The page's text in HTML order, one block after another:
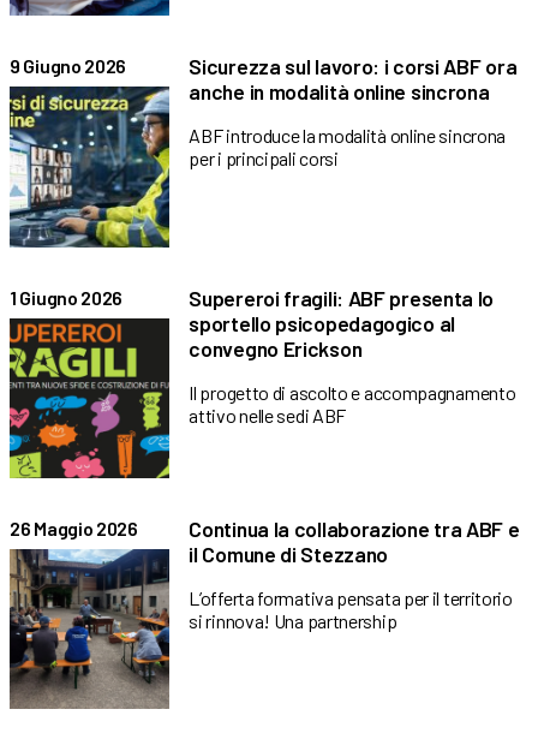
9 Giugno 2026
Sicurezza sul lavoro: i corsi ABF ora
anche in modalità online sincrona
ABF introduce la modalità online sincrona
per i principali corsi
1 Giugno 2026
Supereroi fragili: ABF presenta lo
sportello psicopedagogico al
convegno Erickson
Il progetto di ascolto e accompagnamento
attivo nelle sedi ABF
26 Maggio 2026
Continua la collaborazione tra ABF e
il Comune di Stezzano
L’offerta formativa pensata per il territorio
si rinnova! Una partnership